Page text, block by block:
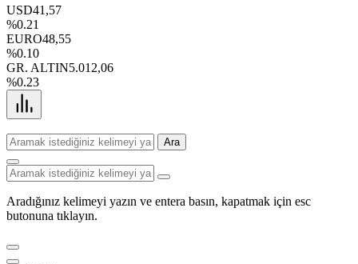
USD41,57
%0.21
EURO48,55
%0.10
GR. ALTIN5.012,06
%0.23
Ara
Aradığınız kelimeyi yazın ve entera basın, kapatmak için esc
butonuna tıklayın.